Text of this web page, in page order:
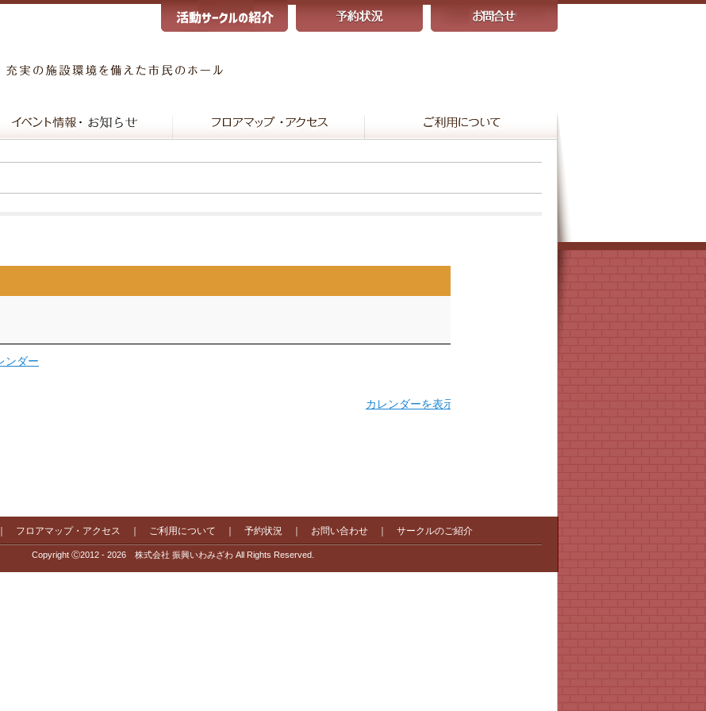
ンダー
カレンダーを表示
フロアマップ・アクセス ご利用について 予約状況 お問い合わせ サークルのご紹介
Copyright Ⓒ2012 - 2026 株式会社 振興いわみざわ All Rights Reserved.